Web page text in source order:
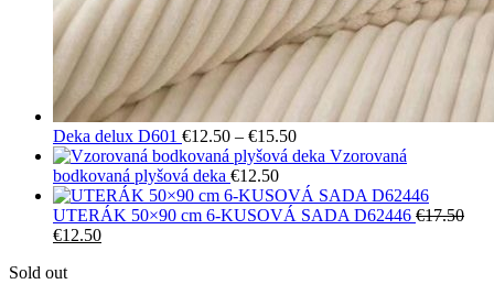
Deka delux D601 €12.50 – €15.50Price
range:
through
€15.50
Vzorovaná
bodkovaná plyšová deka €12.50
UTERÁK 50×90 cm 6-KUSOVÁ SADA D62446 €17.50
Pôvodná
bola:
€12.50Aktuálna
Sold out